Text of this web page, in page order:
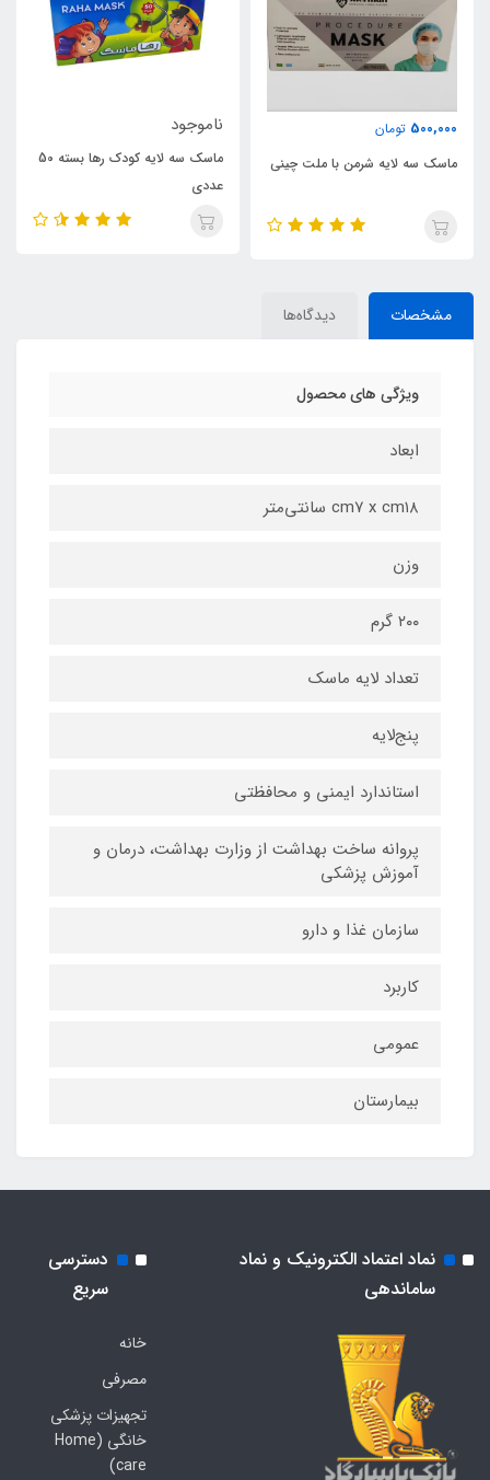
500,000 تومان
ماسک سه لایه شرمن با ملت چینی
ناموجود
ماسک سه لایه کودک رها بسته 50
عددی
مشخصات دیدگاه‌ها
ویژگی های محصول
ابعاد
cm۷ x cm۱۸ سانتی‌متر
وزن
۲۰۰ گرم
تعداد لایه ماسک
پنج‌لایه
استاندارد ایمنی و محافظتی
پروانه ساخت بهداشت از وزارت بهداشت، درمان و
آموزش پزشکی
سازمان غذا و دارو
کاربرد
عمومی
بیمارستان
نماد اعتماد الکترونیک و نماد
ساماندهی
دسترسی
سریع
خانه
مصرفی
تجهیزات پزشکی
خانگی (Home
care)